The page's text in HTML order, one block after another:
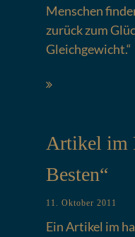
Menschen
zurück zum
Gleichgewicht.“
Artikel im
Besten“
11. Oktober 2011
Ein Artikel im